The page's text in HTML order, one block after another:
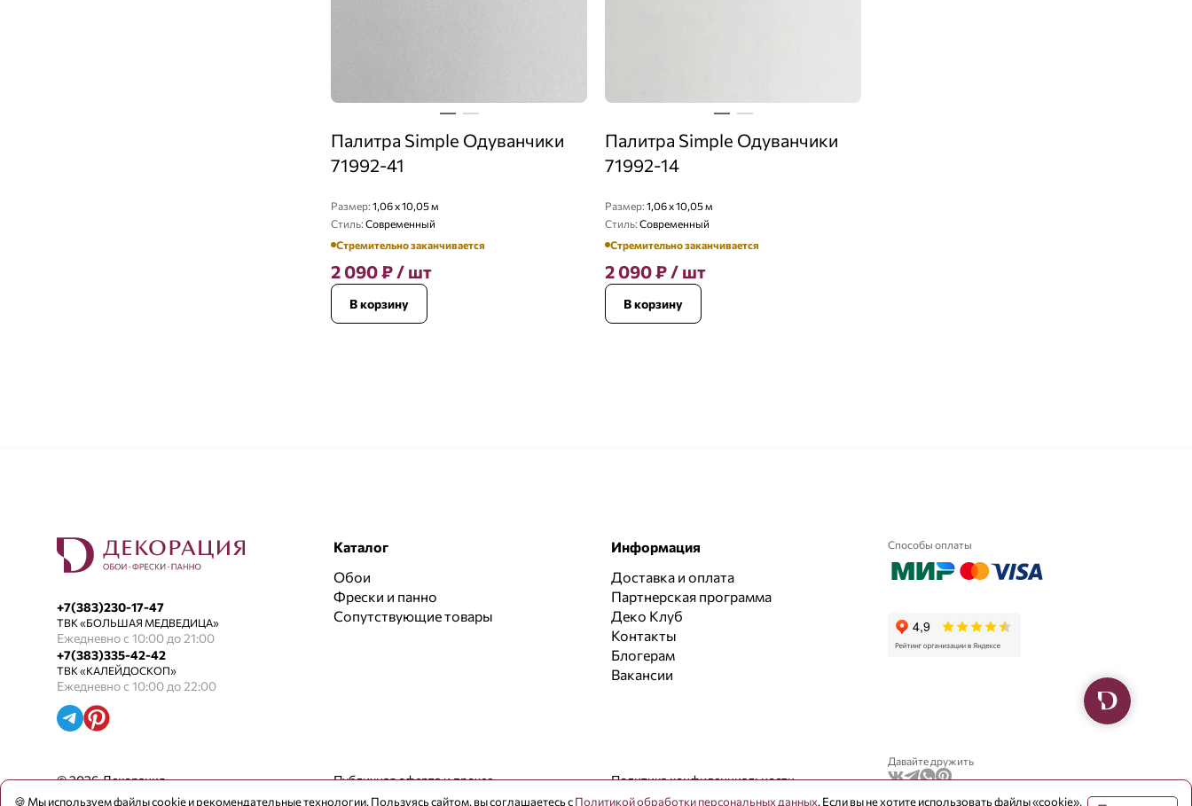
Палитра Simple Одуванчики
71992-41
Размер: 1,06 x 10,05 м
Стиль: Современный
Стремительно заканчивается
2 090₽/ шт
В корзину
Палитра Simple Одуванчики
71992-14
Размер: 1,06 x 10,05 м
Стиль: Современный
Стремительно заканчивается
2 090₽/ шт
В корзину
+7(383)230-17-47
ТВК «БОЛЬШАЯ МЕДВЕДИЦА»
Ежедневно с 10:00 до 21:00
+7(383)335-42-42
ТВК «КАЛЕЙДОСКОП»
Ежедневно с 10:00 до 22:00
Каталог
Обои
Фрески и панно
Сопутствующие товары
Информация
Доставка и оплата
Партнерская программа
Деко Клуб
Контакты
Блогерам
Вакансии
Способы оплаты
© 2026 Декорация Публичная оферта и прочее Политика конфиденциальности
Давайте дружить
🍪 Мы используем файлы cookie и рекомендательные технологии. Пользуясь сайтом, вы соглашаетесь сПолитикой обработки персональных данных. Если вы не хотите использовать файлы «cookie»,